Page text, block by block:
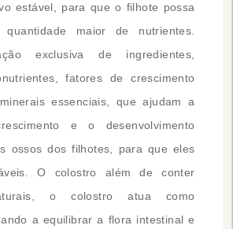
estável, para que o filhote possa
quantidade maior de nutrientes.
exclusiva de ingredientes,
fatores de crescimento
essenciais, que ajudam a
e o desenvolvimento
ossos dos filhotes, para que eles
O colostro além de conter
o colostro atua como
a equilibrar a flora intestinal e